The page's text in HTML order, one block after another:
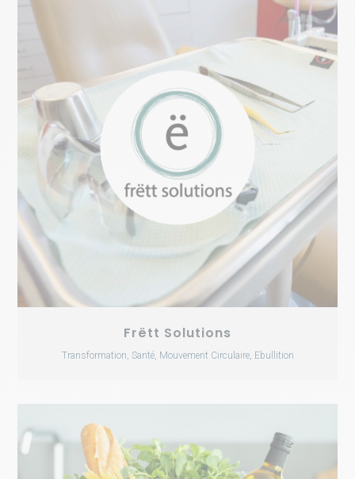
Frëtt Solutions
Transformation, Santé, Mouvement Circulaire, Ebullition